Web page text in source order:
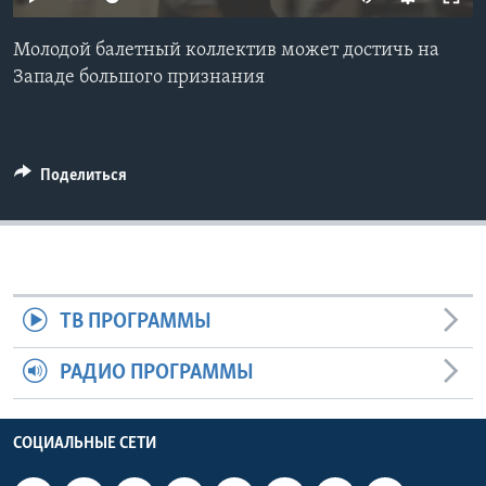
Learning English
Молодой балетный коллектив может достичь на
Западе большого признания
Поделиться
ТВ ПРОГРАММЫ
РАДИО ПРОГРАММЫ
СОЦИАЛЬНЫЕ СЕТИ